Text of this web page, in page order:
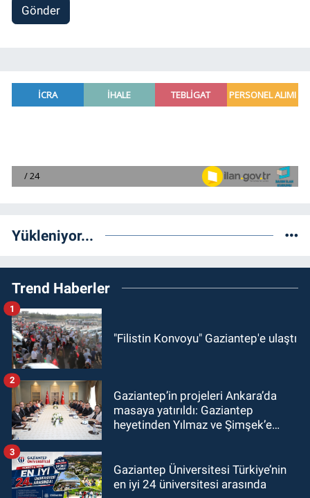
Gönder
Yükleniyor...
Trend Haberler
"Filistin Konvoyu" Gaziantep'e ulaştı
1
Gaziantep’in projeleri Ankara’da
masaya yatırıldı: Gaziantep
heyetinden Yılmaz ve Şimşek’e
2
Gaziantep Üniversitesi Türkiye’nin
en iyi 24 üniversitesi arasında
3